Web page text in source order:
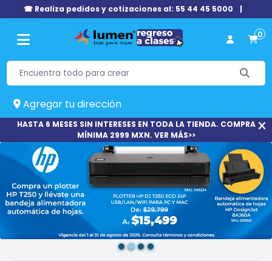
☎ Realiza pedidos y cotizaciones al: 55 44 45 5000 |
0
Agregar tu dirección
HASTA 6 MESES SIN INTERESES EN TODA LA TIENDA. COMPRA
MÍNIMA 2999 MXN. VER MÁS>>